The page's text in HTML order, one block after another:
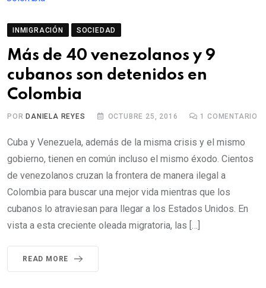
INMIGRACIÓN SOCIEDAD
Más de 40 venezolanos y 9
cubanos son detenidos en
Colombia
POR DANIELA REYES OCTUBRE 25, 2016 1 COMENTARIO
Cuba y Venezuela, además de la misma crisis y el mismo
gobierno, tienen en común incluso el mismo éxodo. Cientos
de venezolanos cruzan la frontera de manera ilegal a
Colombia para buscar una mejor vida mientras que los
cubanos lo atraviesan para llegar a los Estados Unidos. En
vista a esta creciente oleada migratoria, las […]
READ MORE